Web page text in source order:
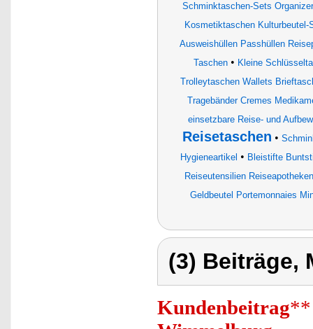
Schminktaschen-Sets
Kosmetiktaschen
Ausweishüllen Passhüllen
Taschen• Kleine
Trolleytaschen Wallets
Tragebänder Cremes
einsetzbare Reise- und
Reisetaschen •
Hygieneartikel • Bleistifte
Reiseutensilien
Geldbeutel Portemonnaies
(3) Beiträge,
Kundenbeitrag**